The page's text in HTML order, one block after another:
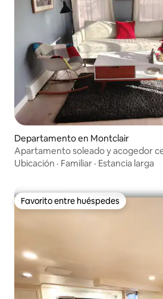
Departamento en Montclair
Apartamento soleado y acogedor
Montclair y de Nueva York
Ubicación · Familiar · Estancia larga
Favorito entre huéspedes
Favorito entre huéspedes